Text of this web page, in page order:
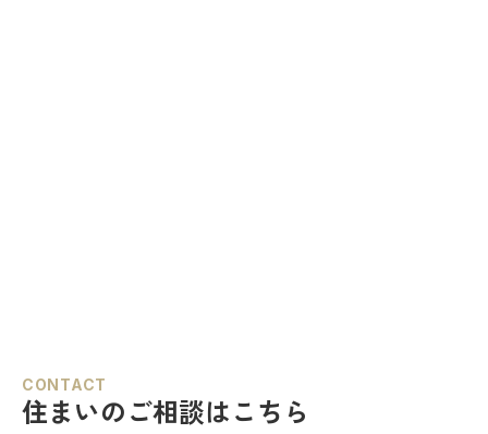
CONTACT
住まいのご相談はこちら